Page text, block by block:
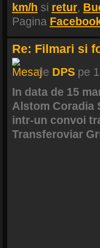
km/h si retur,
Pagina
Re: Filmari si
de DPSpe
In data de 15
Alstom Coradia
intr-un convoi
Transferoviar